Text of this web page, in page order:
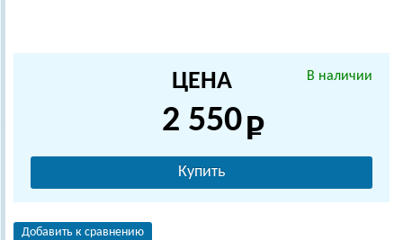
В наличии
ЦЕНА
2 550
Купить
Добавить к сравнению